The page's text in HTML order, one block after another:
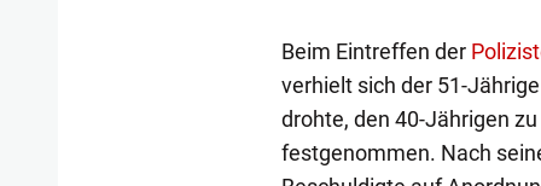
Beim Eintreffen der
verhielt sich der 51-
drohte, den 40-Jährigen
festgenommen. Nach